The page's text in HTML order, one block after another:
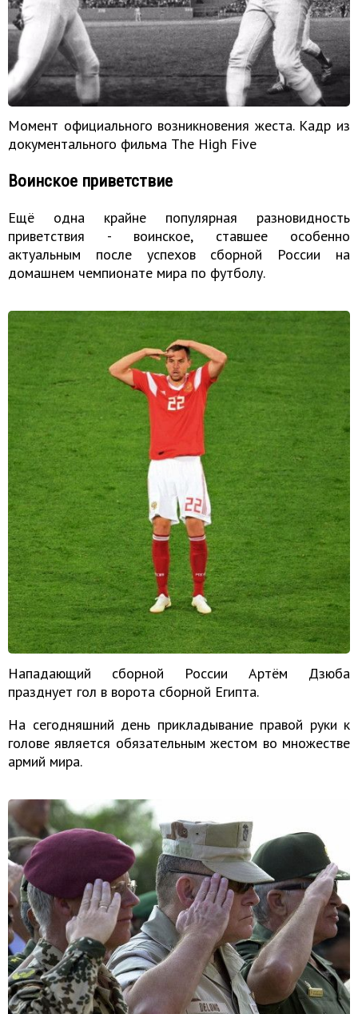
Момент официального возникновения жеста. Кадр из
документального фильма The High Five
Воинское приветствие
Ещё одна крайне популярная разновидность
приветствия - воинское, ставшее особенно
актуальным после успехов сборной России на
домашнем чемпионате мира по футболу.
Нападающий сборной России Артём Дзюба
празднует гол в ворота сборной Египта.
На сегодняшний день прикладывание правой руки к
голове является обязательным жестом во множестве
армий мира.